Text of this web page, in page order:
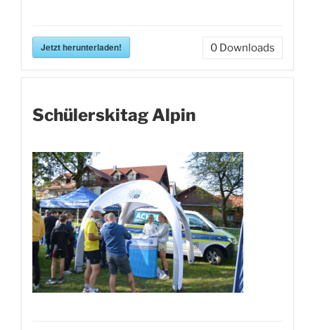
Jetzt herunterladen! 0 Downloads
Schülerskitag Alpin